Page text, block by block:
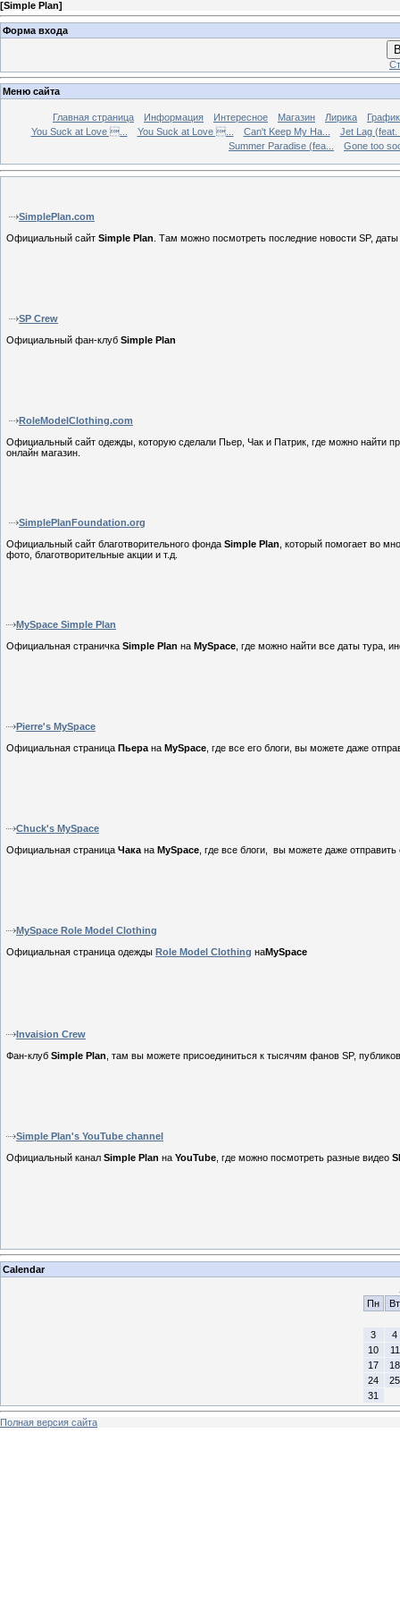
[Simple Plan]
Форма входа
Меню сайта
Главная страница Информация Интересное Магазин Лирика
You Suck at Love ...
You Suck at Love ... Can't Keep My Ha...
Jet Lag (feat.
Summer Paradise (fea...
Gone too
SimplePlan.com
Официальный сайт Simple Plan Там можно посмотреть последние новости SP,
SP Crew
Официальный фан-клуб Simple Plan
RoleModelClothing.com
Официальный сайт одежды, которую сделали Пьер, Чак и Патрик, где можно найти
онлайн магазин.
SimplePlanFoundation.org
Официальный сайт благотворительного фонда Simple Plan , который помогает во
фото, благотворительные акции и т.д.
MySpace Simple Plan
Официальная страничка Simple Plan на MySpace , где можно найти все даты тура,
Pierre's MySpace
Официальная страница Пьера на MySpace , где все его блоги, вы можете даже
Chuck's MySpace
Официальная страница Чака на MySpace , где все блоги, вы можете даже
MySpace Role Model Clothing
Официальная страница одежды Role Model Clothing наMySpace
Invaision Crew
Фан-клуб Simple Plan , там вы можете присоединиться к тысячям фанов SP,
Simple Plan's YouTube channel
Официальный канал Simple Plan на YouTube , где можно посмотреть разные видео
Calendar
Пн
Вт
3
4
10
11
17
18
24
25
31
Полная версия сайта